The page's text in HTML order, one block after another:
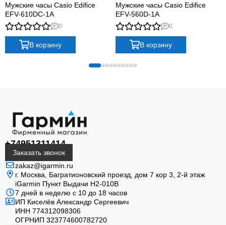
Мужские часы Casio Edifice
EFV-610DC-1A
0
В корзину
Мужские часы Casio Edifice
EFV-560D-1A
0
В корзину
+74951311414
Заказать звонок
zakaz@igarmin.ru
г. Москва, Багратионовский проезд, дом 7 кор 3, 2-й этаж
iGarmin Пункт Выдачи Н2-010В
7 дней в неделю с 10 до 18 часов
ИП Киселёв Александр Сергеевич
ИНН 774312098306
ОГРНИП 323774600782720